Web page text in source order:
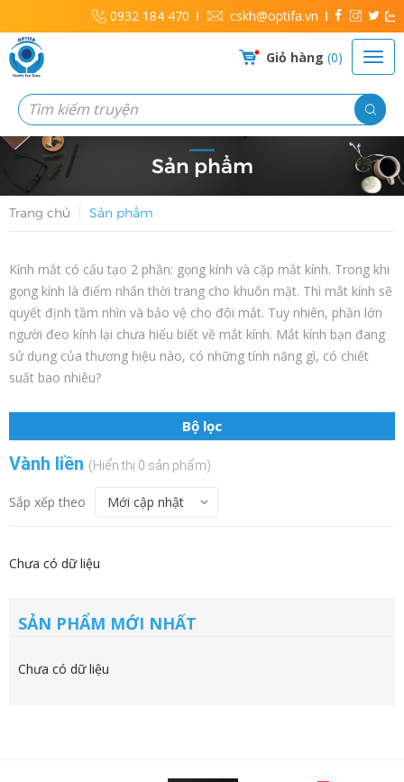
0932 184 470 cskh@optifa.vn
Giỏ hàng 0
Sản phẩm
Trang chủ Sản phẩm
Kính mắt có cấu tạo 2 phần: gọng kính và cặp mắt kính. Trong khi
gọng kính là điểm nhấn thời trang cho khuôn mặt. Thì mắt kính sẽ
quyết định tầm nhìn và bảo vệ cho đôi mắt. Tuy nhiên, phần lớn
người đeo kính lại chưa hiểu biết về mắt kính. Mắt kính bạn đang
sử dụng của thương hiệu nào, có những tính năng gì, có chiết
suất bao nhiêu?
Bộ lọc
Vành liền (Hiển thị 0 sản phẩm)
Sắp xếp theo
Chưa có dữ liệu
SẢN PHẨM MỚI NHẤT
Chưa có dữ liệu